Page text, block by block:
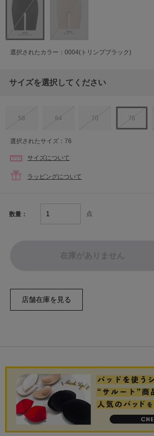
選択されたカラー：0004(トリンプブラック)
サイズを選択してください
58 64 70 76
選択されたサイズ：76
サイズについて
ラッピングについて
数量： 点
在庫がありません